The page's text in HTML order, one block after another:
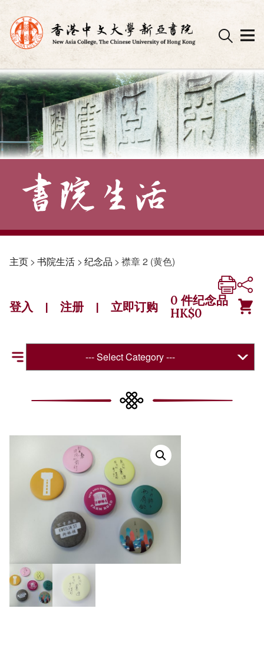
Skip
to
content
主页> 书院生活 > 纪念品 > 襟章 2 (黄色)
登入 | 注册 | 立即订购 0 件纪念品
HK$0
--- Select Category ---